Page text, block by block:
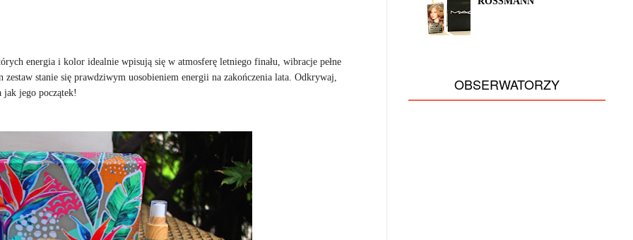
energia i kolor idealnie wpisują się w atmosferę letniego finału, wibracje pełne
stanie się prawdziwym uosobieniem energii na zakończenia lata. Odkrywaj,
jego początek!
OBSERWATORZY